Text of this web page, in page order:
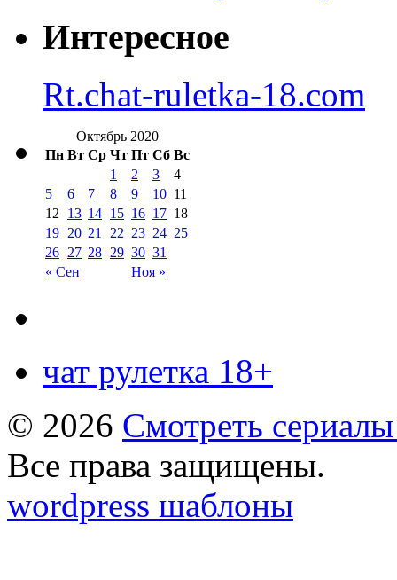
Интересное
Rt.chat-ruletka-18.com
Октябрь 2020
Пн Вт Ср Чт Пт Сб Вс
« Сен Ноя »
1 2 3
4
5
6 7 8 9 10 11
12
13 14 15 16 17 18
19 20 21 22 23 24 25
26 27 28 29 30 31
чат рулетка 18+
© 2026 Смотреть
Все права защищены.
wordpress шаблоны